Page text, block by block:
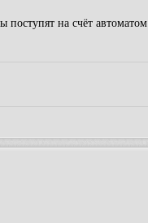
на счёт автоматом.